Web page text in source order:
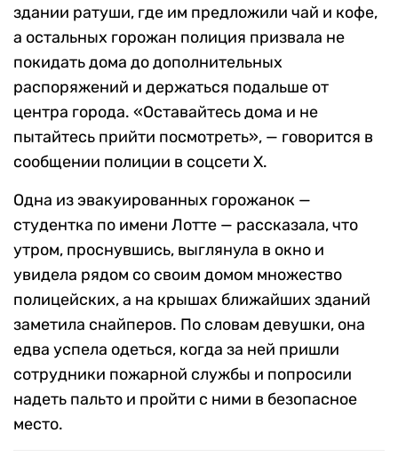
здании ратуши, где им предложили чай и кофе,
а остальных горожан полиция призвала не
покидать дома до дополнительных
распоряжений и держаться подальше от
центра города. «Оставайтесь дома и не
пытайтесь прийти посмотреть», — говорится в
сообщении полиции в соцсети Х.
Одна из эвакуированных горожанок —
студентка по имени Лотте — рассказала, что
утром, проснувшись, выглянула в окно и
увидела рядом со своим домом множество
полицейских, а на крышах ближайших зданий
заметила снайперов. По словам девушки, она
едва успела одеться, когда за ней пришли
сотрудники пожарной службы и попросили
надеть пальто и пройти с ними в безопасное
место.